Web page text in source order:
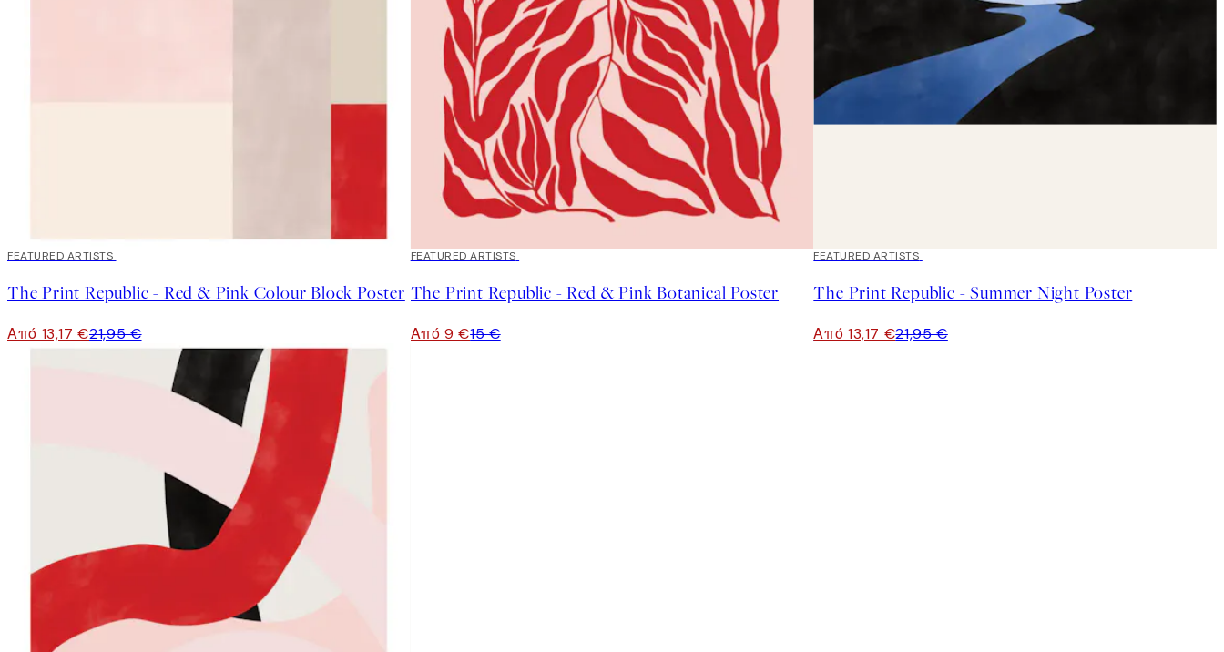
40%*
FEATURED ARTISTS
The Print Republic - Red & Pink Colour Block Poster
Από 13,17 €21,95 €
40%*
FEATURED ARTISTS
The Print Republic - Red & Pink Botanical Poster
Από 9 €15 €
40%*
FEATURED ARTISTS
The Print Republic - Summer Night Poster
Από 13,17 €21,95 €